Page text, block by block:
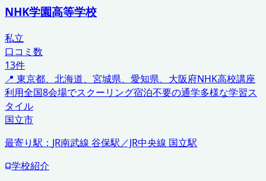
NHK学園高等学校
私立
口コミ数
13件
📍 東京都、北海道、宮城県、愛知県、大阪府NHK高校講座
利用全国8会場でスクーリング宿泊不要の通学多様な学習ス
タイル
国立市
最寄り駅： JR南武線 谷保駅／JR中央線 国立駅
学校紹介